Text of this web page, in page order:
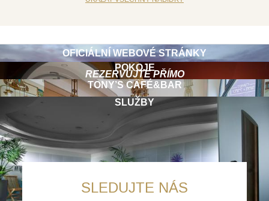
OFICIÁLNÍ WEBOVÉ STRÁNKY
REZERVUJTE PŘÍMO
POKOJE
TONY’S CAFÉ&BAR
SLUŽBY
SLEDUJTE NÁS